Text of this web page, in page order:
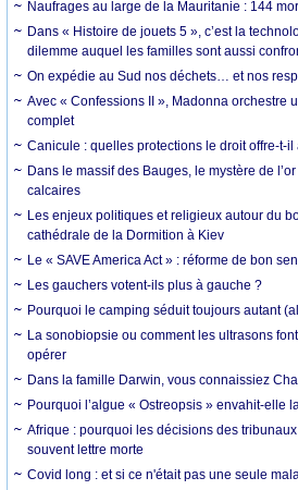
Naufrages au large de la Mauritanie : 144
Dans « Histoire de jouets 5 », c’est la
dilemme auquel les familles sont aussi
On expédie au Sud nos déchets… et nos
Avec « Confessions II », Madonna orchestre
complet
Canicule : quelles protections le droit offre-t-
Dans le massif des Bauges, le mystère de
calcaires
Les enjeux politiques et religieux autour du
cathédrale de la Dormition à Kiev
Le « SAVE America Act » : réforme de bon
Les gauchers votent-ils plus à gauche ?
Pourquoi le camping séduit toujours autant
La sonobiopsie ou comment les ultrasons
opérer
Dans la famille Darwin, vous connaissiez
Pourquoi l’algue « Ostreopsis » envahit-elle
Afrique : pourquoi les décisions des
souvent lettre morte
Covid long : et si ce n'était pas une seule